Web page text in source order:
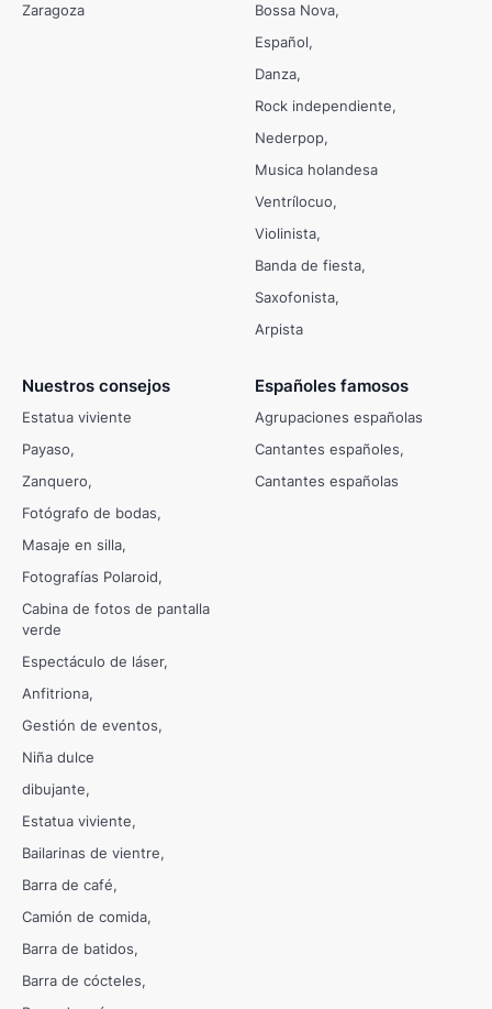
Zaragoza
Bossa Nova
Español
Danza
Rock independiente
Nederpop
Musica holandesa
Ventrílocuo
Violinista
Banda de fiesta
Saxofonista
Arpista
Nuestros consejos
Estatua viviente
Payaso
Zanquero
Fotógrafo de bodas
Masaje en silla
Fotografías Polaroid
Cabina de fotos de pantalla
verde
Espectáculo de láser
Anfitriona
Gestión de eventos
Niña dulce
dibujante
Estatua viviente
Bailarinas de vientre
Barra de café
Camión de comida
Barra de batidos
Barra de cócteles
Españoles famosos
Agrupaciones españolas
Cantantes españoles
Cantantes españolas